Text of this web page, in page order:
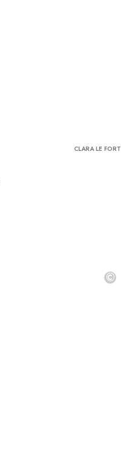
CLARA LE FORT
©